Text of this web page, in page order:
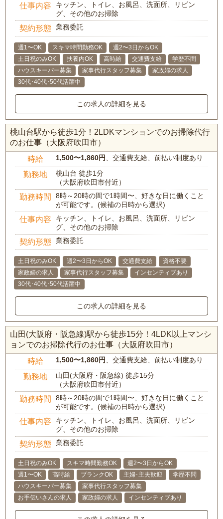
仕事内容
キッチン、トイレ、お風呂、洗面所、リビン
グ、その他のお掃除
契約形態 業務委託
週1〜OK スキマ時間勤務OK
週2〜3日からOK
土日祝のみOK
扶養内OK 高時給 交通費支給
学歴不問
ハウスキーパー募集
家事代行スタッフ募集
家政婦の求人
30代･40代･50代活躍中
この求人の詳細を見る
桃山台駅から徒歩1分！2LDKマンションでのお掃除代行
のお仕事（大阪府吹田市）
時給 1,500〜1,860円 、交通費支給、前払い制度あり
勤務地
桃山台 徒歩1分
（大阪府吹田市付近）
勤務時間
8時～20時の間で1時間〜、好きな日に働くこと
が可能です。(候補の日時から選択)
仕事内容
キッチン、トイレ、お風呂、洗面所、リビン
グ、その他のお掃除
契約形態 業務委託
土日祝のみOK 週2〜3日からOK 交通費支給
資格不要
家政婦の求人
家事代行スタッフ募集
インセンティブあり
30代･40代･50代活躍中
この求人の詳細を見る
山田(大阪府・阪急線)駅から徒歩15分！4LDK以上マンシ
ョンでのお掃除代行のお仕事（大阪府吹田市）
時給 1,500〜1,860円 、交通費支給、前払い制度あり
勤務地
山田(大阪府・阪急線) 徒歩15分
（大阪府吹田市付近）
勤務時間
8時～20時の間で1時間〜、好きな日に働くこと
が可能です。(候補の日時から選択)
仕事内容
キッチン、トイレ、お風呂、洗面所、リビン
グ、その他のお掃除
契約形態 業務委託
土日祝のみOK スキマ時間勤務OK
週2〜3日からOK
週1〜OK
高時給 ブランクOK 主婦･主夫歓迎
学歴不問
ハウスキーパー募集
家事代行スタッフ募集
お手伝いさんの求人
家政婦の求人 インセンティブあり